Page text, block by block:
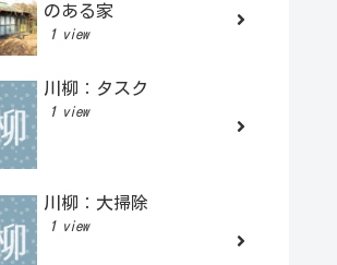
のある家
1 view
川柳：タスク
1 view
川柳：大掃除
1 view